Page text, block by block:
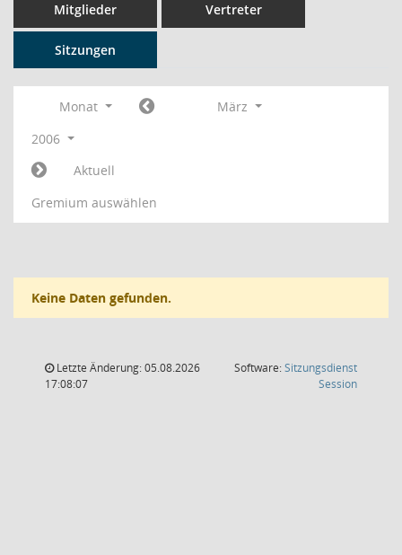
Mitglieder Vertreter
Sitzungen
Monat
März
2006
Aktuell
Gremium auswählen
Keine Daten gefunden.
Letzte Änderung: 05.08.2026
17:08:07
Software:Sitzungsdienst
Session(Wird in